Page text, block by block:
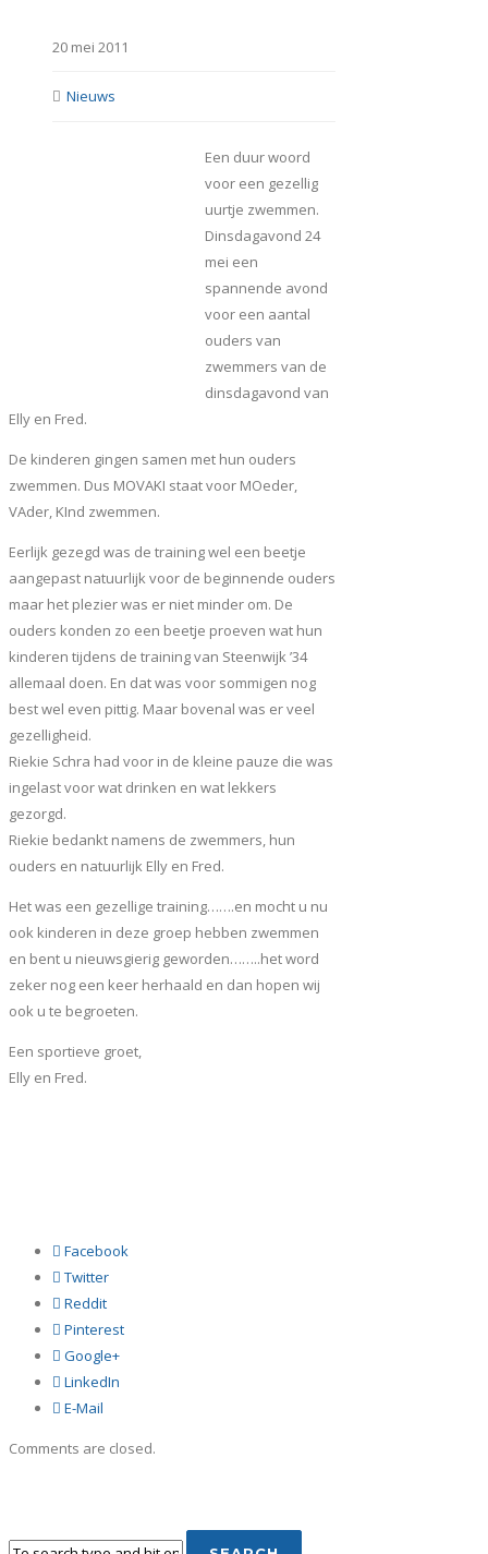
20 mei 2011
Nieuws
Een duur woord
voor een gezellig
uurtje zwemmen.
Dinsdagavond 24
mei een
spannende avond
voor een aantal
ouders van
zwemmers van de
dinsdagavond van
Elly en Fred.
De kinderen gingen samen met hun ouders
zwemmen. Dus MOVAKI staat voor MOeder,
VAder, KInd zwemmen.
Eerlijk gezegd was de training wel een beetje
aangepast natuurlijk voor de beginnende ouders
maar het plezier was er niet minder om. De
ouders konden zo een beetje proeven wat hun
kinderen tijdens de training van Steenwijk ’34
allemaal doen. En dat was voor sommigen nog
best wel even pittig. Maar bovenal was er veel
gezelligheid.
Riekie Schra had voor in de kleine pauze die was
ingelast voor wat drinken en wat lekkers
gezorgd.
Riekie bedankt namens de zwemmers, hun
ouders en natuurlijk Elly en Fred.
Het was een gezellige training…….en mocht u nu
ook kinderen in deze groep hebben zwemmen
en bent u nieuwsgierig geworden……..het word
zeker nog een keer herhaald en dan hopen wij
ook u te begroeten.
Een sportieve groet,
Elly en Fred.
Facebook
Twitter
Reddit
Pinterest
Google+
LinkedIn
E-Mail
Comments are closed.